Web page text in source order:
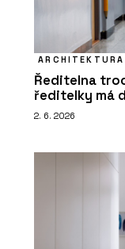
ARCHITEKTURA
Ředitelna
ředitelky má
2. 6. 2026